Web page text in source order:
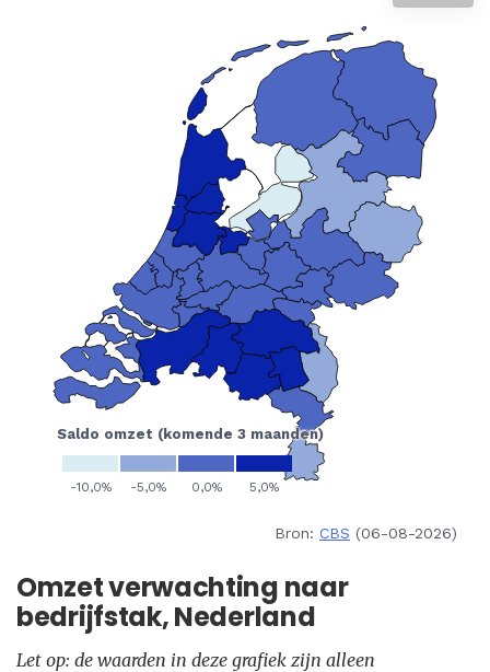
Bron: CBS (06-08-2026)
Omzet verwachting naar
bedrijfstak, Nederland
Let op: de waarden in deze grafiek zijn alleen